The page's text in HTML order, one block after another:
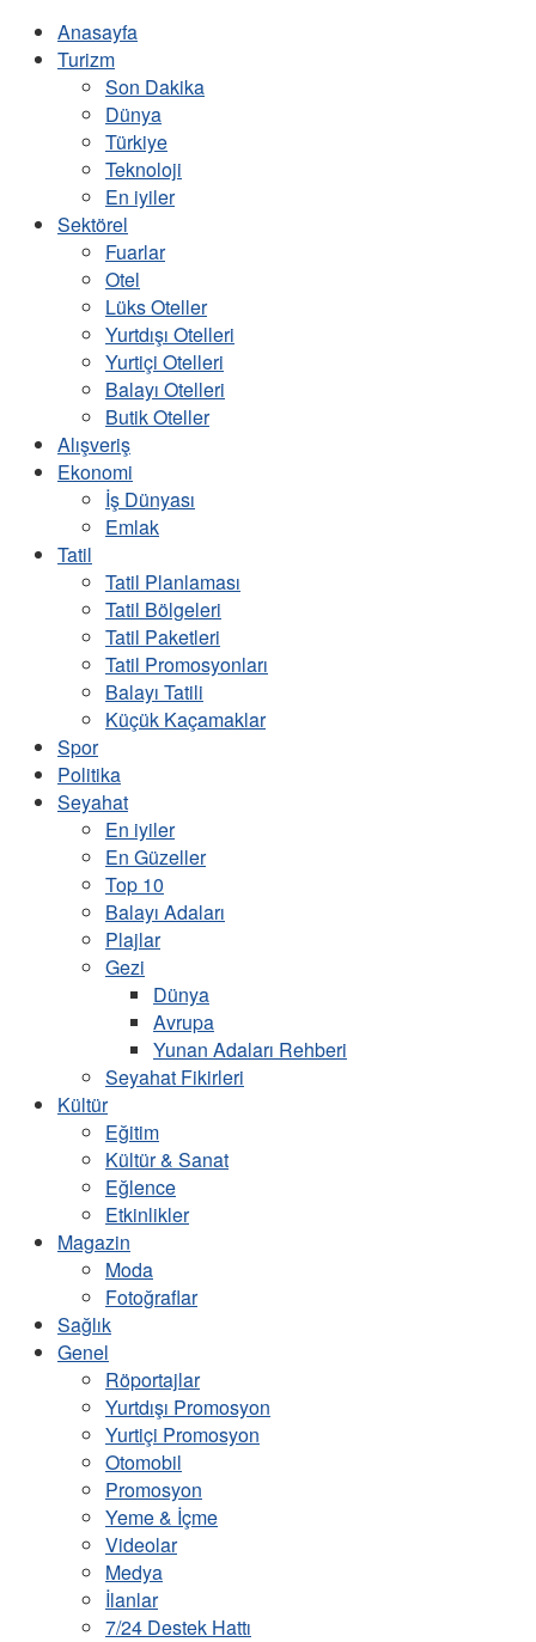
Anasayfa
Turizm
Son Dakika
Dünya
Türkiye
Teknoloji
En iyiler
Sektörel
Fuarlar
Otel
Lüks Oteller
Yurtdışı Otelleri
Yurtiçi Otelleri
Balayı Otelleri
Butik Oteller
Alışveriş
Ekonomi
İş Dünyası
Emlak
Tatil
Tatil Planlaması
Tatil Bölgeleri
Tatil Paketleri
Tatil Promosyonları
Balayı Tatili
Küçük Kaçamaklar
Spor
Politika
Seyahat
En iyiler
En Güzeller
Top 10
Balayı Adaları
Plajlar
Gezi
Dünya
Avrupa
Yunan Adaları Rehberi
Seyahat Fikirleri
Kültür
Eğitim
Kültür & Sanat
Eğlence
Etkinlikler
Magazin
Moda
Fotoğraflar
Sağlık
Genel
Röportajlar
Yurtdışı Promosyon
Yurtiçi Promosyon
Otomobil
Promosyon
Yeme & İçme
Videolar
Medya
İlanlar
7/24 Destek Hattı